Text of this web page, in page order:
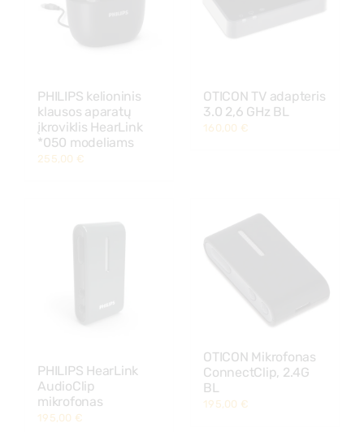
PHILIPS kelioninis
klausos aparatų
įkroviklis HearLink
*050 modeliams
255,00 €
OTICON TV adapteris
3.0 2,6 GHz BL
160,00 €
PHILIPS HearLink
AudioClip
mikrofonas
195,00 €
OTICON Mikrofonas
ConnectClip, 2.4G
BL
195,00 €